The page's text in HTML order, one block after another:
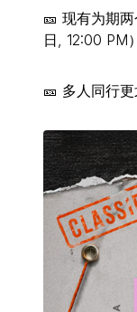
🎫 现有为期
日, 12:00 PM）
🎫 多人同行